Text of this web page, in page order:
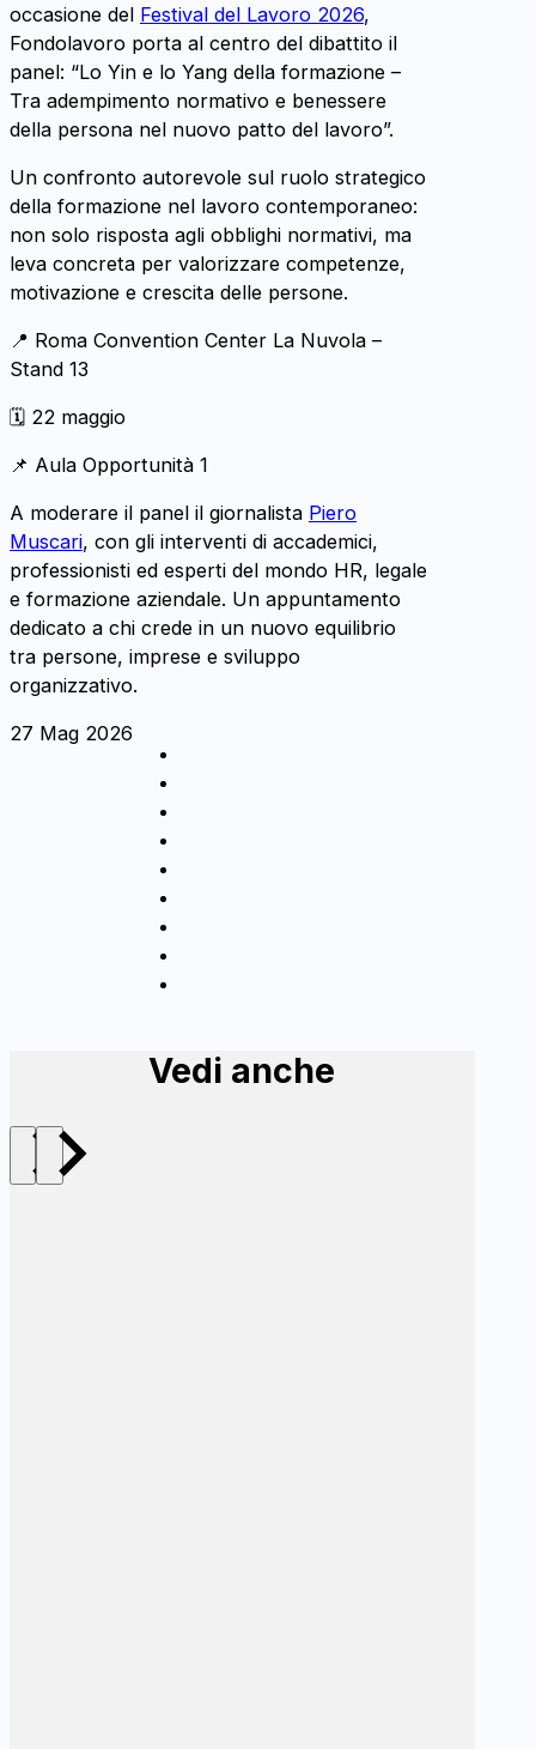
occasione del Festival del Lavoro 2026,
Fondolavoro porta al centro del dibattito il
panel: “Lo Yin e lo Yang della formazione –
Tra adempimento normativo e benessere
della persona nel nuovo patto del lavoro”.
Un confronto autorevole sul ruolo strategico
della formazione nel lavoro contemporaneo:
non solo risposta agli obblighi normativi, ma
leva concreta per valorizzare competenze,
motivazione e crescita delle persone.
📍 Roma Convention Center La Nuvola –
Stand 13
🗓️ 22 maggio
📌 Aula Opportunità 1
A moderare il panel il giornalista Piero
Muscari, con gli interventi di accademici,
professionisti ed esperti del mondo HR, legale
e formazione aziendale. Un appuntamento
dedicato a chi crede in un nuovo equilibrio
tra persone, imprese e sviluppo
organizzativo.
27 Mag 2026
Vedi anche